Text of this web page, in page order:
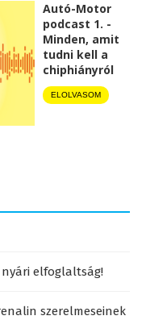
Autó-Motor
podcast 1. -
Minden, amit
tudni kell a
chiphiányról
ELOLVASOM
nyári elfoglaltság!
szerelmeseinek